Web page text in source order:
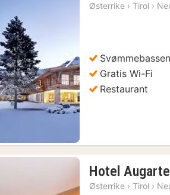
Neste bilde
Østerrike › Tirol ›
Gratis Wi-Fi
Restaurant
Hotel
Østerrike › Tirol ›